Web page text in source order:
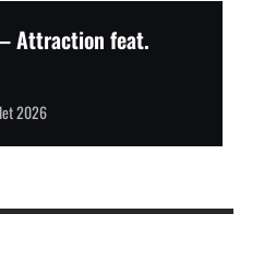
Attraction feat.
2026